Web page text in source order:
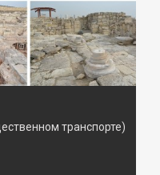
транспорте)